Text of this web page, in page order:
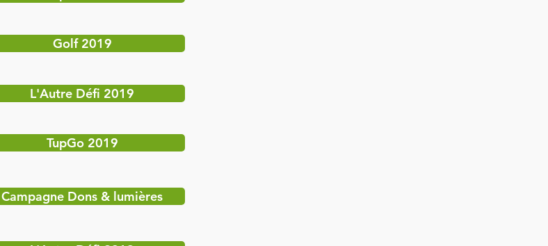
Golf 2019
L'Autre Défi 2019
TupGo 2019
Campagne Dons & lumières